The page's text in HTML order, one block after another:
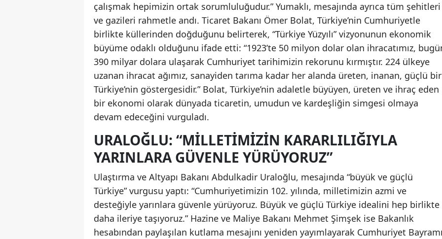
çalışmak hepimizin ortak sorumluluğudur.” Yumaklı, mesajında ayrıca tüm şehitleri
ve gazileri rahmetle andı. Ticaret Bakanı Ömer Bolat, Türkiye’nin Cumhuriyetle
birlikte küllerinden doğduğunu belirterek, “Türkiye Yüzyılı” vizyonunun ekonomik
büyüme odaklı olduğunu ifade etti: “1923’te 50 milyon dolar olan ihracatımız,
390 milyar dolara ulaşarak Cumhuriyet tarihimizin rekorunu kırmıştır. 224 ülkeye
uzanan ihracat ağımız, sanayiden tarıma kadar her alanda üreten, inanan, güçlü bir
Türkiye’nin göstergesidir.” Bolat, Türkiye’nin adaletle büyüyen, üreten ve ihraç eden
bir ekonomi olarak dünyada ticaretin, umudun ve kardeşliğin simgesi olmaya
devam edeceğini vurguladı.
URALOĞLU: “MILLETIMIZIN KARARLILIĞIYLA
YARINLARA GÜVENLE YÜRÜYORUZ”
Ulaştırma ve Altyapı Bakanı Abdulkadir Uraloğlu, mesajında “büyük ve güçlü
Türkiye” vurgusu yaptı: “Cumhuriyetimizin 102. yılında, milletimizin azmi ve
desteğiyle yarınlara güvenle yürüyoruz. Büyük ve güçlü Türkiye idealini hep birlikte
daha ileriye taşıyoruz.” Hazine ve Maliye Bakanı Mehmet Şimşek ise Bakanlık
hesabından paylaşılan kutlama mesajını yeniden yayımlayarak Cumhuriyet